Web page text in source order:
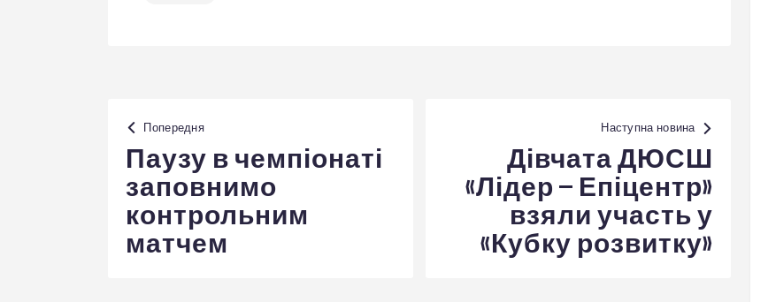
Навігація
записів
Попередня
Паузу в чемпіонаті
заповнимо
контрольним
матчем
Наступна новина
Дівчата ДЮСШ
«Лідер – Епіцентр»
взяли участь у
«Кубку розвитку»